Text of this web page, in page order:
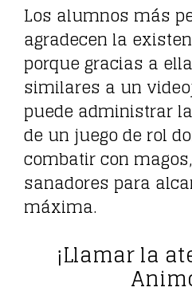
Los alumnos más
agradecen la
porque gracias a
similares a un
puede administrar
de un juego de rol
combatir con
sanadores para
máxima.
¡Llamar la